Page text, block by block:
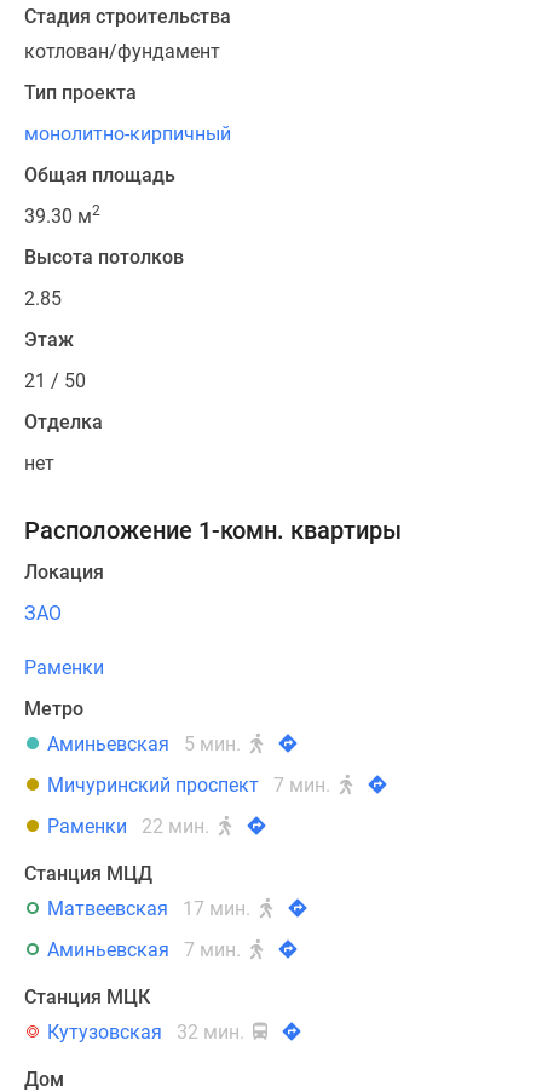
Стадия строительства
котлован/фундамент
Тип проекта
монолитно-кирпичный
Общая площадь
39.30 м2
Высота потолков
2.85
Этаж
21 / 50
Отделка
нет
Расположение 1-комн. квартиры
Локация
ЗАО
Раменки
Метро
Аминьевская
5 мин.
Мичуринский проспект
7 мин.
Раменки
22 мин.
Станция МЦД
Матвеевская
17 мин.
Аминьевская
7 мин.
Станция МЦК
Кутузовская
32 мин.
Дом